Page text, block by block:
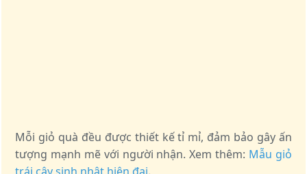
Mỗi giỏ quà đều được thiết kế tỉ mỉ, đảm bảo gây ấn
tượng mạnh mẽ với người nhận. Xem thêm: Mẫu giỏ